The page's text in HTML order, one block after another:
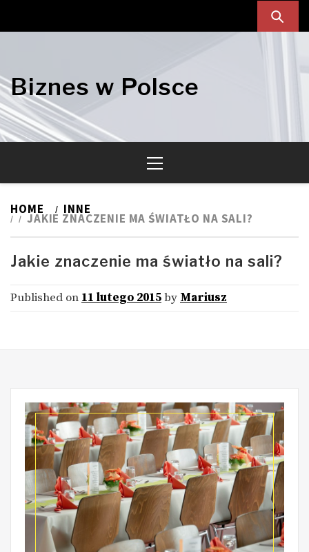
Biznes w Polsce
Menu
HOME INNE
JAKIE ZNACZENIE MA ŚWIATŁO NA SALI?
Jakie znaczenie ma światło na sali?
Published on 11 lutego 2015by Mariusz